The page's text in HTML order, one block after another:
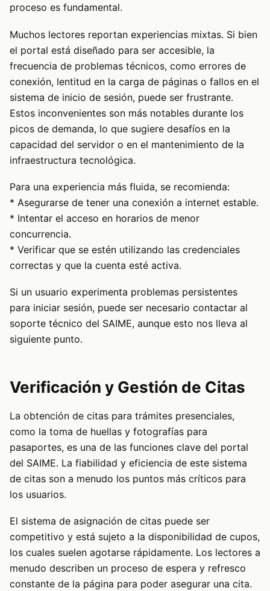
proceso es fundamental.
Muchos lectores reportan experiencias mixtas. Si bien
el portal está diseñado para ser accesible, la
frecuencia de problemas técnicos, como errores de
conexión, lentitud en la carga de páginas o fallos en el
sistema de inicio de sesión, puede ser frustrante.
Estos inconvenientes son más notables durante los
picos de demanda, lo que sugiere desafíos en la
capacidad del servidor o en el mantenimiento de la
infraestructura tecnológica.
Para una experiencia más fluida, se recomienda:
* Asegurarse de tener una conexión a internet estable.
* Intentar el acceso en horarios de menor
concurrencia.
* Verificar que se estén utilizando las credenciales
correctas y que la cuenta esté activa.
Si un usuario experimenta problemas persistentes
para iniciar sesión, puede ser necesario contactar al
soporte técnico del SAIME, aunque esto nos lleva al
siguiente punto.
Verificación y Gestión de Citas
La obtención de citas para trámites presenciales,
como la toma de huellas y fotografías para
pasaportes, es una de las funciones clave del portal
del SAIME. La fiabilidad y eficiencia de este sistema
de citas son a menudo los puntos más críticos para
los usuarios.
El sistema de asignación de citas puede ser
competitivo y está sujeto a la disponibilidad de cupos,
los cuales suelen agotarse rápidamente. Los lectores a
menudo describen un proceso de espera y refresco
constante de la página para poder asegurar una cita.